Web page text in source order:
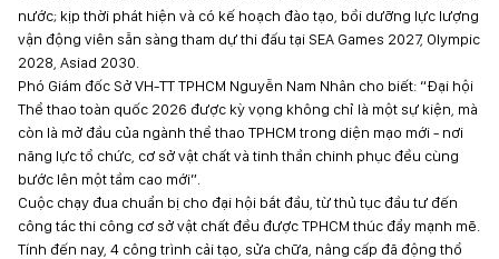
nước; kịp thời phát hiện và có kế hoạch đào tạo, bồi dưỡng lực lượng
vận động viên sẵn sàng tham dự thi đấu tại SEA Games 2027, Olympic
2028, Asiad 2030.
Phó Giám đốc Sở VH-TT TPHCM Nguyễn Nam Nhân cho biết: “Đại hội
Thể thao toàn quốc 2026 được kỳ vọng không chỉ là một sự kiện, mà
còn là mở đầu của ngành thể thao TPHCM trong diện mạo mới - nơi
năng lực tổ chức, cơ sở vật chất và tinh thần chinh phục đều cùng
bước lên một tầm cao mới”.
Cuộc chạy đua chuẩn bị cho đại hội bắt đầu, từ thủ tục đầu tư đến
công tác thi công cơ sở vật chất đều được TPHCM thúc đẩy mạnh mẽ.
Tính đến nay, 4 công trình cải tạo, sửa chữa, nâng cấp đã động thổ